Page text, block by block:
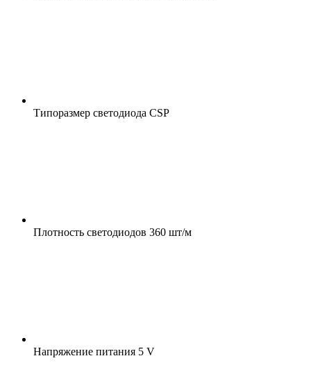
Типоразмер светодиода CSP
Плотность светодиодов 360 шт/м
Напряжение питания 5 V